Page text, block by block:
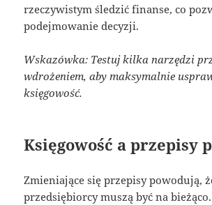
rzeczywistym śledzić finanse, co
podejmowanie decyzji.
Wskazówka: Testuj kilka narzędzi
wdrożeniem, aby maksymalnie
księgowość.
Księgowość a przepisy
Zmieniające się przepisy powodują,
przedsiębiorcy muszą być na bieżąco.